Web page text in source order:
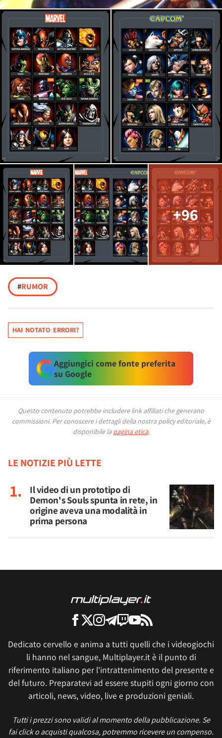
+96
#RUMOR
HAI NOTATO ERRORI?
Aggiungici come fonte preferita
su Google
Questo contenuto potrebbe includere link affiliati che generano
commissioni. Per conoscere i dettagli della nostra policy editoriale, è
disponibile la pagina etica.
LE NOTIZIE PIÙ LETTE
Il video di un prototipo di
Demon's Souls spunta in rete, in
origine aveva una modalità in
prima persona
Dedicato cervello e anima a tutti quelli che i videogiochi
li hanno nel sangue, Multiplayer.it è il punto di
riferimento italiano per l'intrattenimento del presente e
del futuro. Preparatevi ad essere stupiti ogni giorno con
articoli, news, video, live e produzioni geniali.
Tutti i prezzi sono validi al momento della pubblicazione. Se
fai click o acquisti qualcosa, potremmo ricevere un compenso.